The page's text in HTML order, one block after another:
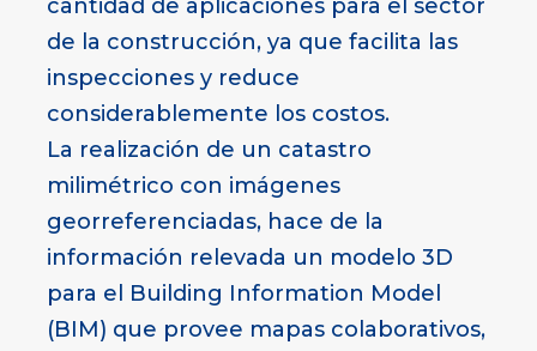
cantidad de aplicaciones para el sector
de la construcción, ya que facilita las
inspecciones y reduce
considerablemente los costos.
La realización de un catastro
milimétrico con imágenes
georreferenciadas, hace de la
información relevada un modelo 3D
para el Building Information Model
(BIM) que provee mapas colaborativos,